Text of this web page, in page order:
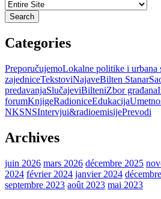
Categories
PreporučujemoLokalne politike i urbana
zajedniceTekstoviNajaveBilten Stanar
predavanjaSlučajeviBilteniZbor građana
forumKnjigeRadioniceEdukacija
NKSNSIntervjui&radioemisijePrevodi
Archives
juin 2026 mars 2026 décembre 2025
2024 février 2024 janvier 2024
septembre 2023 août 2023 mai 2023